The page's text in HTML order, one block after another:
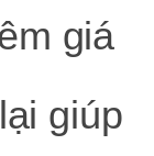
giá
giúp